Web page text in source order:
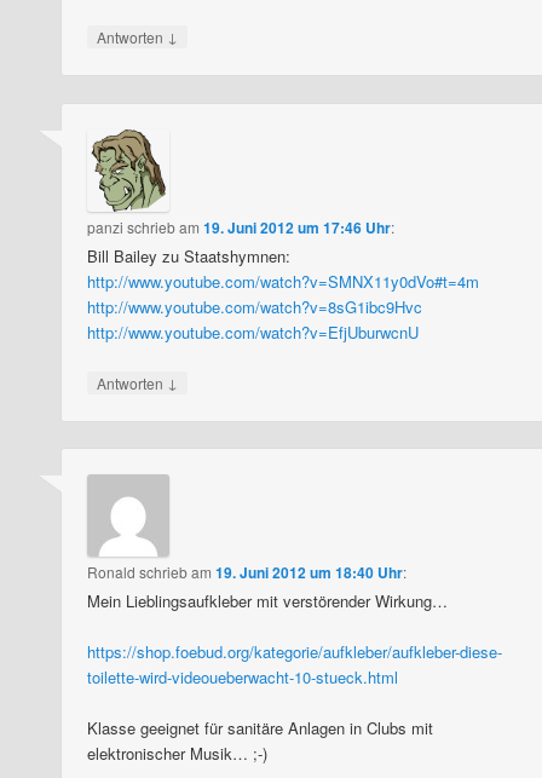
Antworten ↓
panzi schriebam19. Juni 2012 um 17:46 Uhr:
Bill Bailey zu Staatshymnen:
http://www.youtube.com/watch?v=SMNX11y0dVo#t=4m
http://www.youtube.com/watch?v=8sG1ibc9Hvc
http://www.youtube.com/watch?v=EfjUburwcnU
Antworten ↓
Ronald schriebam19. Juni 2012 um 18:40 Uhr:
Mein Lieblingsaufkleber mit verstörender Wirkung…
https://shop.foebud.org/kategorie/aufkleber/aufkleber-diese-
toilette-wird-videoueberwacht-10-stueck.html
Klasse geeignet für sanitäre Anlagen in Clubs mit
elektronischer Musik… ;-)